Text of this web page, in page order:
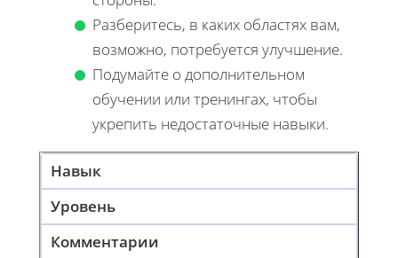
Разберитесь, в каких областях вам,
возможно, потребуется улучшение.
Подумайте о дополнительном
обучении или тренингах, чтобы
укрепить недостаточные навыки.
Навык
Уровень
Комментарии